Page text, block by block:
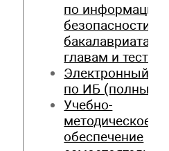
по
безопасности
бакалавриата
главам и тесты)
Электронный
по ИБ (полный
Учебно-
методическое
обеспечение